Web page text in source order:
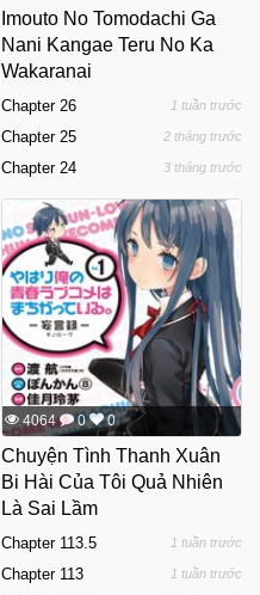
Imouto No Tomodachi Ga
Nani Kangae Teru No Ka
Wakaranai
Chapter 26 1 tuần trước
Chapter 25 2 tháng trước
Chapter 24 3 tháng trước
4064 0 0
Chuyện Tình Thanh Xuân
Bi Hài Của Tôi Quả Nhiên
Là Sai Lầm
Chapter 113.5 1 tuần trước
Chapter 113 1 tuần trước